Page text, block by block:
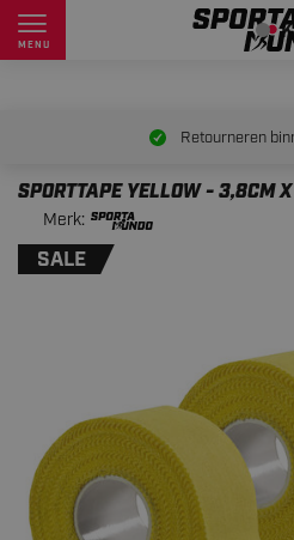
MENU
Retourneren
SPORTTAPE YELLOW - 3,8CM
Merk:
SALE